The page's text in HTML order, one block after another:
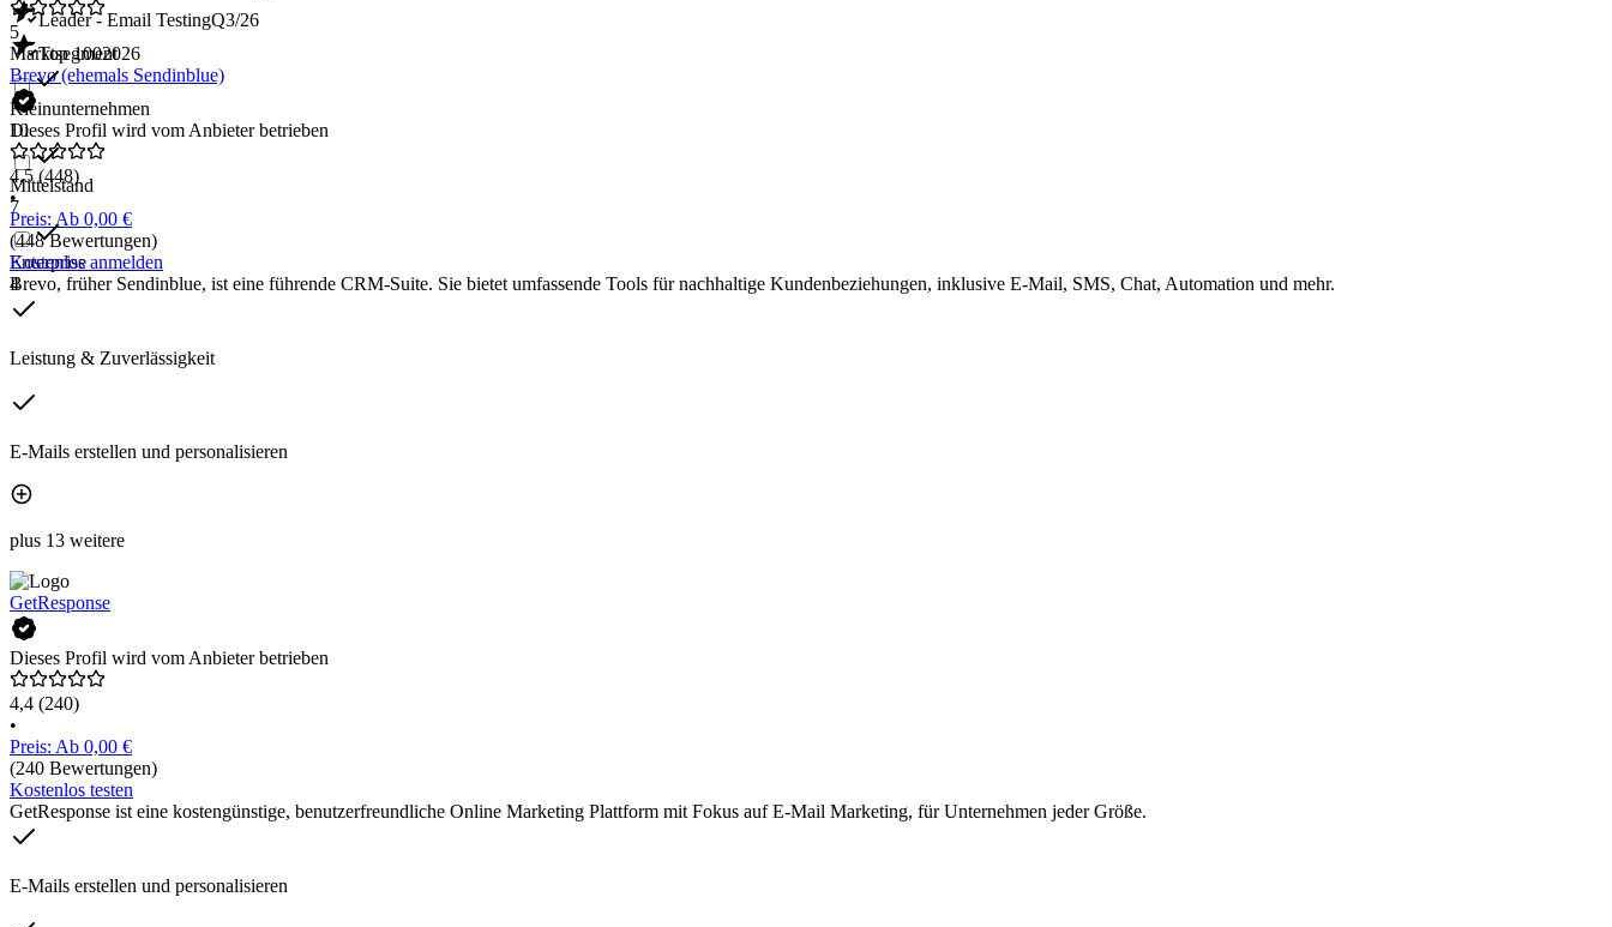
5
Marktsegment
Kleinunternehmen
10
Mittelstand
7
Enterprise
4
Leader - Email TestingQ3/26
Top 1002026
Brevo (ehemals Sendinblue)
Dieses Profil wird vom Anbieter betrieben
4,5(448)
•
Preis: Ab 0,00 €
(448 Bewertungen)
Kostenlos anmelden
Brevo, früher Sendinblue, ist eine führende CRM-Suite. Sie bietet umfassende Tools für nachhaltige Kundenbeziehungen, inklusive E-Mail, SMS, Chat, Automation und mehr.
Leistung & Zuverlässigkeit
E-Mails erstellen und personalisieren
plus 13 weitere
GetResponse
Dieses Profil wird vom Anbieter betrieben
4,4 (240)
•
Preis: Ab 0,00 €
(240 Bewertungen)
Kostenlos testen
GetResponse ist eine kostengünstige, benutzerfreundliche Online Marketing Plattform mit Fokus auf E-Mail Marketing, für Unternehmen jeder Größe.
E-Mails erstellen und personalisieren